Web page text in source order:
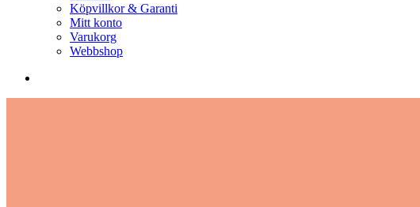
Köpvillkor & Garanti
Mitt konto
Varukorg
Webbshop